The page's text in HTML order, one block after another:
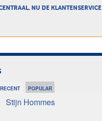
NU DE KLANTENSERVICE
RECENT POPULAR
Stijn Hommes